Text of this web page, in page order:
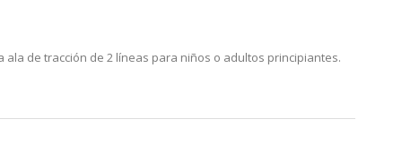
ala de tracción de 2 líneas para niños o adultos principiantes.